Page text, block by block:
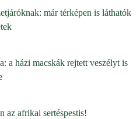
már térképen is láthatók
a házi macskák rejtett veszélyt is
az afrikai sertéspestis!